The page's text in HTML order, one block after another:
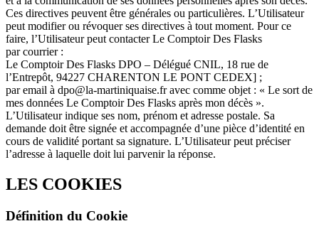
Ces directives peuvent être générales ou particulières. L’Utilisateur
peut modifier ou révoquer ses directives à tout moment. Pour ce
faire, l’Utilisateur peut contacter Le Comptoir Des Flasks
par courrier :
Le Comptoir Des Flasks DPO – Délégué CNIL, 18 rue de
l’Entrepôt, 94227 CHARENTON LE PONT CEDEX] ;
par email à dpo@la-martiniquaise.fr avec comme objet : « Le sort de
mes données Le Comptoir Des Flasks après mon décès ».
L’Utilisateur indique ses nom, prénom et adresse postale. Sa
demande doit être signée et accompagnée d’une pièce d’identité en
cours de validité portant sa signature. L’Utilisateur peut préciser
l’adresse à laquelle doit lui parvenir la réponse.
LES COOKIES
Définition du Cookie